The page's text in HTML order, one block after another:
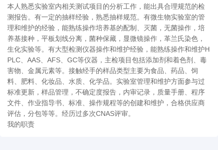
本人熟悉实验室内相关测试项目的分析工作，能出具合理规范的检
测报告。有一定的抽样经验，熟悉抽样规范。有微生物实验室的管
理和维护的经验，能熟练操作培养基的配制、灭菌，无菌操作，培
养基接种，平板划线分离，菌种保藏，显微镜操作，革兰氏染色，
生化实验等。有大型检测仪器操作和维护经验，能熟练操作和维护H
PLC、AAS、AFS、GC等仪器，主检项目包括添加剂和着色剂、毒
害物、金属元素等。接触经手的样品类型主要为食品、药品、饲
料、肥料、化妆品、水质、化学品。实验室管理和维护方面参与过
标准更新，样品管理，不确定度报告，内审记录，质量手册、程序
文件、作业指导书、标准、操作规程等的创建和维护，合格供应商
评估，分包等等。经历过多次CNAS评审。
我的职责